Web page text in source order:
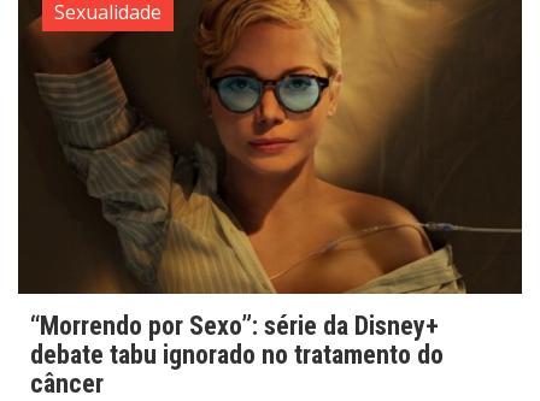
Sexualidade
“Morrendo por Sexo”: série da Disney+
debate tabu ignorado no tratamento do
câncer